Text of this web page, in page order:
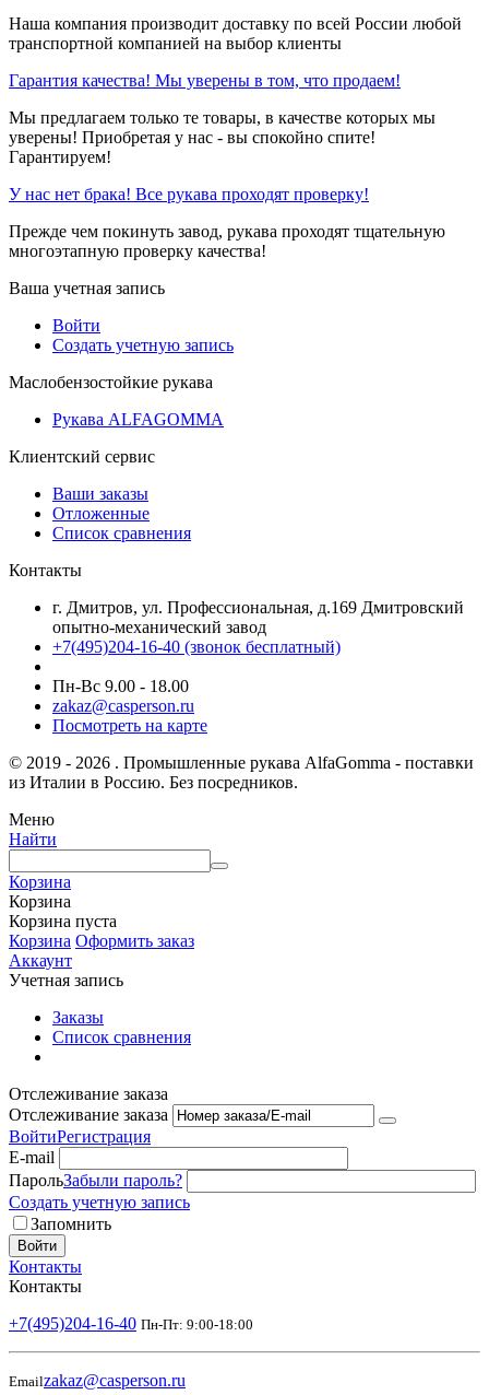
Наша компания производит доставку по всей России любой
транспортной компанией на выбор клиенты
Гарантия качества! Мы уверены в том, что продаем!
Мы предлагаем только те товары, в качестве которых мы
уверены! Приобретая у нас - вы спокойно спите!
Гарантируем!
У нас нет брака! Все рукава проходят проверку!
Прежде чем покинуть завод, рукава проходят тщательную
многоэтапную проверку качества!
Ваша учетная запись
Войти
Создать учетную запись
Маслобензостойкие рукава
Рукава ALFAGOMMA
Клиентский сервис
Ваши заказы
Отложенные
Список сравнения
Контакты
г. Дмитров, ул. Профессиональная, д.169 Дмитровский
опытно-механический завод
+7(495)204-16-40 (звонок бесплатный)
Пн-Вс 9.00 - 18.00
zakaz@casperson.ru
Посмотреть на карте
© 2019 - 2026 . Промышленные рукава AlfaGomma - поставки
из Италии в Россию. Без посредников.
Меню
Найти
Корзина
Корзина
Корзина пуста
Корзина Оформить заказ
Аккаунт
Учетная запись
Заказы
Список сравнения
Отслеживание заказа
Отслеживание заказа
ВойтиРегистрация
E-mail
ПарольЗабыли пароль?
Создать учетную запись
Запомнить
Войти
Контакты
Контакты
+7(495)204-16-40 Пн-Пт: 9:00-18:00
Emailzakaz@casperson.ru